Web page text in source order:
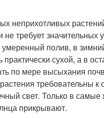
неприхотливых
не требует
умеренный полив, в
сухой, а в
по мере высыхания
требовательны
свет. Только в самые
прикрывают.